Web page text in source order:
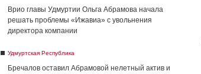
Врио главы Удмуртии Ольга Абрамова начала
решать проблемы «Ижавиа» с увольнения
директора компании
Удмуртская Республика
Бречалов оставил Абрамовой нелетный актив и